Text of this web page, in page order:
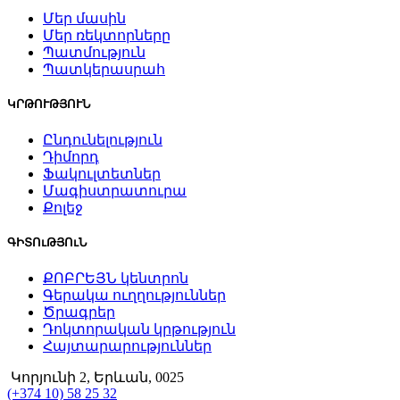
Մեր մասին
Մեր ռեկտորները
Պատմություն
Պատկերասրահ
ԿՐԹՈՒԹՅՈՒՆ
Ընդունելություն
Դիմորդ
Ֆակուլտետներ
Մագիստրատուրա
Քոլեջ
ԳԻՏՈւԹՅՈւՆ
ՔՈԲՐԵՅՆ կենտրոն
Գերակա ուղղություններ
Ծրագրեր
Դոկտորական կրթություն
Հայտարարություններ
Կորյունի 2, Երևան, 0025
(+374 10) 58 25 32